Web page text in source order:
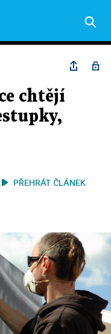
chtějí
PŘEHRÁT ČLÁNEK